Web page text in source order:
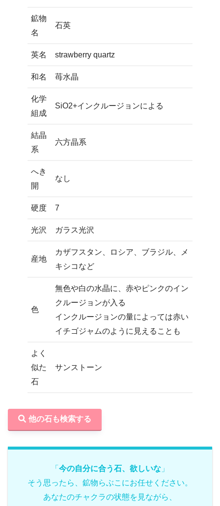
鉱物
名
石英
英名 strawberry quartz
和名 苺水晶
化学
組成
SiO2+インクルージョンによる
結晶
系
六方晶系
へき
開
なし
硬度 7
光沢 ガラス光沢
産地
カザフスタン、ロシア、ブラジル、メ
キシコなど
色
無色や白の水晶に、赤やピンクのイン
クルージョンが入る
インクルージョンの量によっては赤い
イチゴジャムのように見えることも
よく
似た
石
サンストーン
他の石も検索する
「 今の自分に合う石、欲しいな 」
そう思ったら、鉱物らぶこにお任せください。
あなたのチャクラの状態を見ながら、